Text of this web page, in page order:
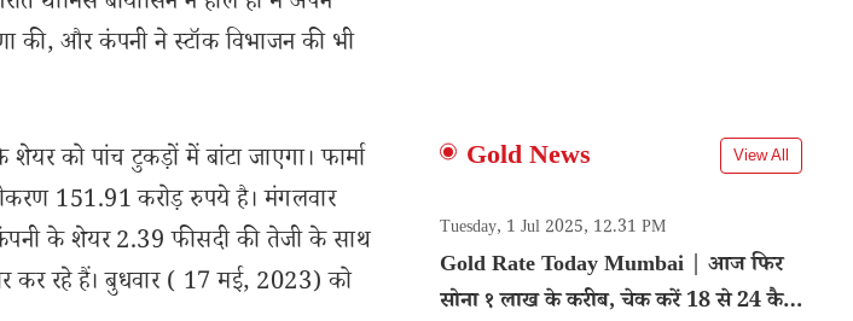
की, और कंपनी ने स्टॉक विभाजन की भी
को पांच टुकड़ों में बांटा जाएगा। फार्मा
151.91 करोड़ रुपये है। मंगलवार
के शेयर 2.39 फीसदी की तेजी के साथ
कर रहे हैं। बुधवार ( 17 मई, 2023) को
Gold News View All
Tuesday, 1 Jul 2025, 12.31 PM
Gold Rate Today Mumbai | आज फिर
सोना १ लाख के करीब, चेक करें 18 से 24 कैरेट